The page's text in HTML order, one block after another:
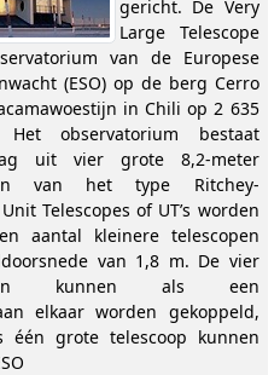
gericht. De Very
Large Telescope
van de Europese
(ESO) op de berg Cerro
in Chili op 2 635
observatorium bestaat
uit vier grote 8,2-meter
van het type Ritchey-
Telescopes of UT’s worden
aantal kleinere telescopen
van 1,8 m. De vier
kunnen als een
elkaar worden gekoppeld,
één grote telescoop kunnen